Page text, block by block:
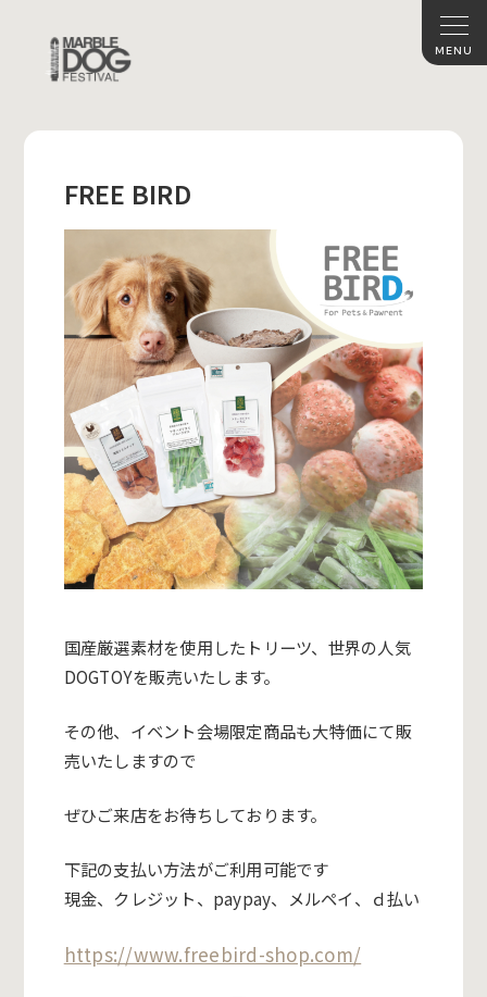
FREE BIRD
国産厳選素材を使用したトリーツ、世界の人気
DOGTOYを販売いたします。
その他、イベント会場限定商品も大特価にて販
売いたしますので
ぜひご来店をお待ちしております。
下記の支払い方法がご利用可能です
現金、クレジット、 paypay、メルペイ、ｄ払い
https://www.freebird-shop.com/